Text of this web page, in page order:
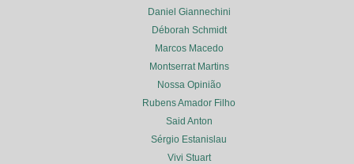
Daniel Giannechini
Déborah Schmidt
Marcos Macedo
Montserrat Martins
Nossa Opinião
Rubens Amador Filho
Said Anton
Sérgio Estanislau
Vivi Stuart